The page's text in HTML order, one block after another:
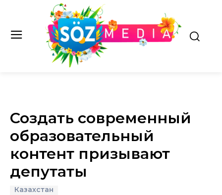
Создать современный
образовательный
контент призывают
депутаты
Казахстан